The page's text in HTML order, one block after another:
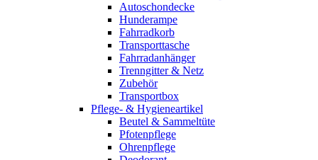
Autoschondecke
Hunderampe
Fahrradkorb
Transporttasche
Fahrradanhänger
Trenngitter & Netz
Zubehör
Transportbox
Pflege- & Hygieneartikel
Beutel & Sammeltüte
Pfotenpflege
Ohrenpflege